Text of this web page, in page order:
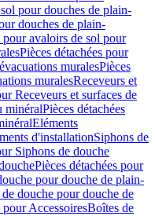
pour douches de plain-
douches de plain-
pour avaloirs de sol pour
Pièces détachées pour
muralesPièces
muralesReceveurs et
Receveurs et surfaces de
minéralPièces détachées
Eléments
d'installationSiphons de
Siphons de douche
Pièces détachées pour
pour douche de plain-
douche pour douche de
pour AccessoiresBoîtes de